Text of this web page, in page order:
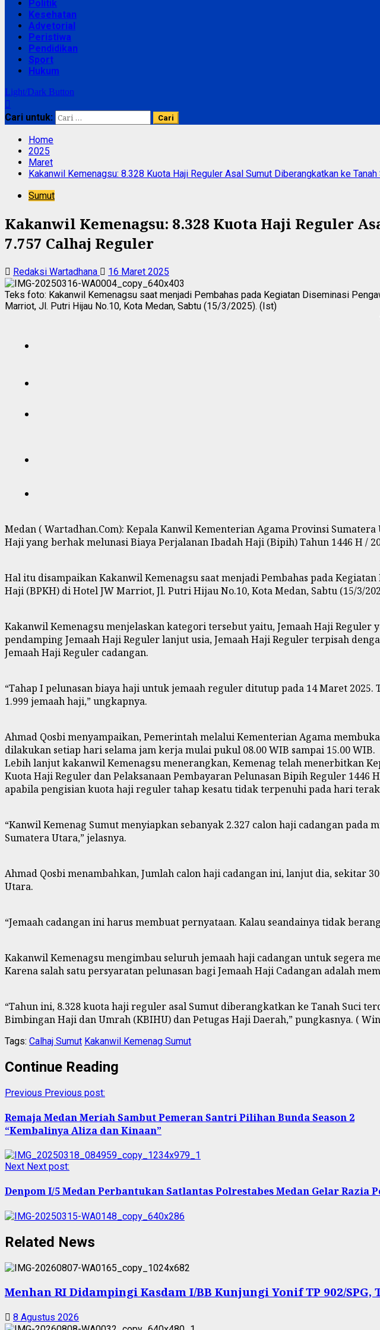
Politik
Kesehatan
Advetorial
Peristiwa
Pendidikan
Sport
Hukum
Light/Dark Button
Cari untuk:
Home
2025
Maret
Kakanwil Kemenagsu: 8.328 Kuota Haji Reguler Asal Sumut Diberangkatkan ke
Sumut
Kakanwil Kemenagsu: 8.328 Kuota Haji Reguler
7.757 Calhaj Reguler
Redaksi Wartadhana 16 Maret 2025
Teks foto: Kakanwil Kemenagsu saat menjadi Pembahas pada Kegiatan Diseminasi
Marriot, Jl. Putri Hijau No.10, Kota Medan, Sabtu (15/3/2025). (Ist)
Medan ( Wartadhan.Com): Kepala Kanwil Kementerian Agama Provinsi
Haji yang berhak melunasi Biaya Perjalanan Ibadah Haji (Bipih) Tahun 1446 H /
Hal itu disampaikan Kakanwil Kemenagsu saat menjadi Pembahas pada
Haji (BPKH) di Hotel JW Marriot, Jl. Putri Hijau No.10, Kota Medan, Sabtu (15/3/
Kakanwil Kemenagsu menjelaskan kategori tersebut yaitu, Jemaah Haji Reguler
pendamping Jemaah Haji Reguler lanjut usia, Jemaah Haji Reguler terpisah
Jemaah Haji Reguler cadangan.
“Tahap I pelunasan biaya haji untuk jemaah reguler ditutup pada 14 Maret
1.999 jemaah haji,” ungkapnya.
Ahmad Qosbi menyampaikan, Pemerintah melalui Kementerian Agama
dilakukan setiap hari selama jam kerja mulai pukul 08.00 WIB sampai 15.00 WIB.
Lebih lanjut kakanwil Kemenagsu menerangkan, Kemenag telah menerbitkan
Kuota Haji Reguler dan Pelaksanaan Pembayaran Pelunasan Bipih Reguler
apabila pengisian kuota haji reguler tahap kesatu tidak terpenuhi pada hari
“Kanwil Kemenag Sumut menyiapkan sebanyak 2.327 calon haji cadangan
Sumatera Utara,” jelasnya.
Ahmad Qosbi menambahkan, Jumlah calon haji cadangan ini, lanjut dia, sekitar
Utara.
“Jemaah cadangan ini harus membuat pernyataan. Kalau seandainya tidak
Kakanwil Kemenagsu mengimbau seluruh jemaah haji cadangan untuk segera
Karena salah satu persyaratan pelunasan bagi Jemaah Haji Cadangan adalah
“Tahun ini, 8.328 kuota haji reguler asal Sumut diberangkatkan ke Tanah Suci
Bimbingan Haji dan Umrah (KBIHU) dan Petugas Haji Daerah,” pungkasnya. (
Tags: Calhaj Sumut Kakanwil Kemenag Sumut
Continue Reading
Previous Previous post:
Remaja Medan Meriah Sambut Pemeran Santri Pilihan Bunda Season 2
“Kembalinya Aliza dan Kinaan”
Next Next post:
Denpom I/5 Medan Perbantukan Satlantas Polrestabes Medan Gelar Razia
Related News
Menhan RI Didampingi Kasdam I/BB Kunjungi Yonif TP 902/
8 Agustus 2026